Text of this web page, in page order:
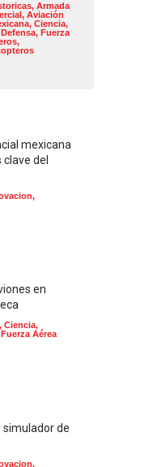
, Armada
, Aviación
, Ciencia,
Defensa, Fuerza
,
mexicana
del
,
en
, Ciencia,
Fuerza Aérea
simulador de
,